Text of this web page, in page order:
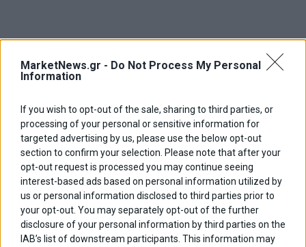
MarketNews.gr - Do Not Process My Personal
Information
If you wish to opt-out of the sale, sharing to third parties, or
processing of your personal or sensitive information for
targeted advertising by us, please use the below opt-out
section to confirm your selection. Please note that after your
opt-out request is processed you may continue seeing
interest-based ads based on personal information utilized by
us or personal information disclosed to third parties prior to
your opt-out. You may separately opt-out of the further
disclosure of your personal information by third parties on the
IAB’s list of downstream participants. This information may
ΑΡΘΡΟΓΡΑΦΟΙ
Ελευθερία Κούρταλη
Οι «τιμωροί» των ομολόγων επέστρεψαν